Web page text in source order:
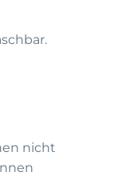
nicht